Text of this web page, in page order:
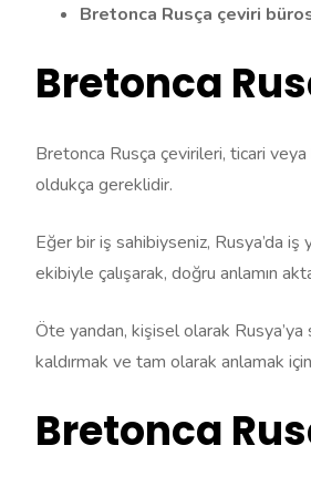
Bretonca Rusça çeviri
Bretonca
Bretonca Rusça çevirileri, ticari veya
oldukça gereklidir.
Eğer bir iş sahibiyseniz, Rusya’da
ekibiyle çalışarak, doğru anlamın
Öte yandan, kişisel olarak Rusya’ya
kaldırmak ve tam olarak anlamak
Bretonca